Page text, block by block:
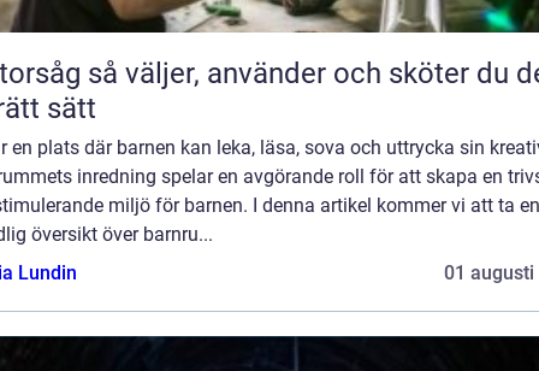
använder och sköter du den
sätt
en plats där barnen kan leka, läsa, sova och uttrycka sin
inredning spelar en avgörande roll för att skapa en
miljö för barnen. I denna artikel kommer vi att ta en
översikt över barnru...
Lundin
01 augusti